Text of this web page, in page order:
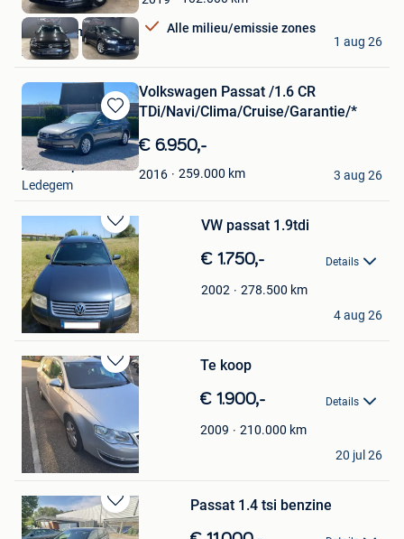
Favorieten
Alle milieu/emissie zones
A&C Automobile
Ans
1 aug 26
Bewaren
in
Mijn
Favorieten
Volkswagen Passat /1.6 CR
TDi/Navi/Clima/Cruise/Garantie/*
€ 6.950,-
2016 259.000 km
Autos Express
Ledegem
3 aug 26
Bewaren
in
Mijn
Favorieten
VW passat 1.9tdi
€ 1.750,- Details
2002 278.500 km
Filip
Zwevegem
4 aug 26
Bewaren
in
Mijn
Favorieten
Te koop
€ 1.900,- Details
2009 210.000 km
Teuwen Raphaël
Ganshoren
20 jul 26
Bewaren
in
Passat 1.4 tsi benzine